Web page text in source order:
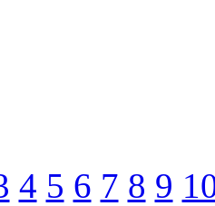
4 5 6 7 8 9